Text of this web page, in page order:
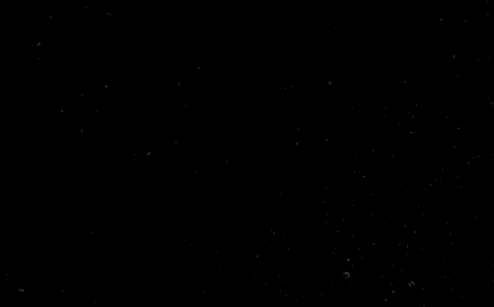
Pickings von Rev. Gary Davis oder Mississippi
geschulten Stimme konnte er nicht nur zahlreiche
gewinnen, sondern überzeugt seine Zuhörer und
der ganzen Welt mit seinen Kompositionen und
des Fingerstyle-Gitarrenspiels jenseits aller
Die Fans außergewöhnlicher Gitarrenmusik in
dieses ganz besondere Ereignis sicher nicht
können im Vorverkauf bei der Musikbox Rottweil
Workshopteilnehmende erhalten eine Ermäßigung!
Für den Workshop wird um rechtzeitige
0173/3026042 gebeten.